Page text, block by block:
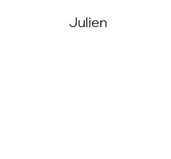
Julien